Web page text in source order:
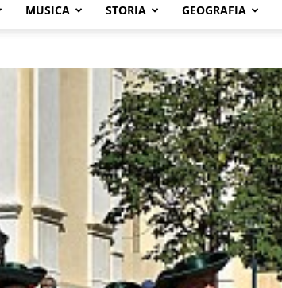
MUSICA STORIA GEOGRAFIA